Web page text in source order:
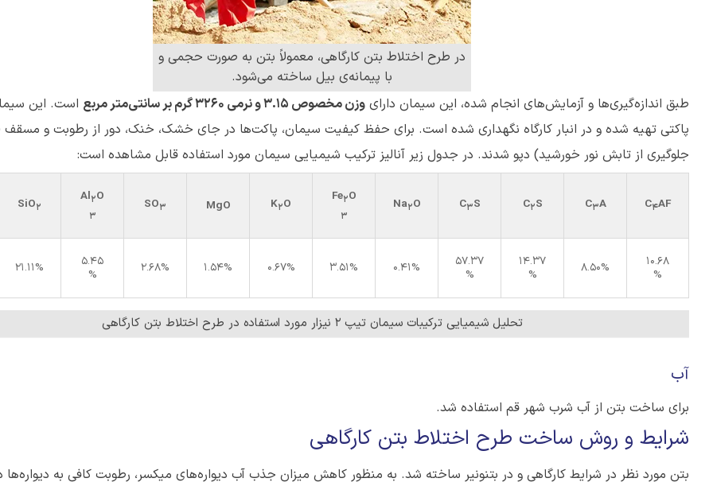
در طرح اختلاط بتن کارگاهی، معمولاً بتن به صورت حجمی و
با پیمانه‌ی بیل ساخته می‌شود.
طبق اندازه‌گیری‌ها و آزمایش‌های انجام شده، این سیمان دارای وزن مخصوص 3.15 و نرمی 3260 گرم بر سانتی‌متر مربع
است. این
پاکتی تهیه شده و در انبار کارگاه نگهداری شده است. برای حفظ کیفیت سیمان، پاکت‌ها در جای خشک، خنک، دور از رطوبت و مسقف
جلوگیری از تابش نور خورشید) دپو شدند. در جدول زیر آنالیز ترکیب شیمیایی سیمان مورد استفاده قابل مشاهده است:
C4AF
C3A
C2S
C3S
Na2O
Fe2O
3
K2O
MgO
SO3
Al2O
3
SiO2
10.68
%
8.50%
14.37
%
57.37
%
0.41%
3.51%
0.67%
1.54%
2.68%
5.45
%
21.11%
تحلیل شیمیایی ترکیبات سیمان تیپ 2 نیزار مورد استفاده در طرح اختلاط بتن کارگاهی
آب
برای ساخت بتن از آب شرب شهر قم استفاده شد.
شرایط و روش ساخت طرح اختلاط بتن کارگاهی
بتن مورد نظر در شرایط کارگاهی و در بتنونیر ساخته شد. به منظور کاهش میزان جذب آب دیواره‌های میکسر، رطوبت کافی به